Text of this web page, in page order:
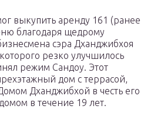
выкупить аренду 161 (ранее
благодаря щедрому
сэра Дханджибхоя
резко улучшилось
режим Сандоу. Этот
дом с террасой,
Дханджибхой в честь его
в течение 19 лет.